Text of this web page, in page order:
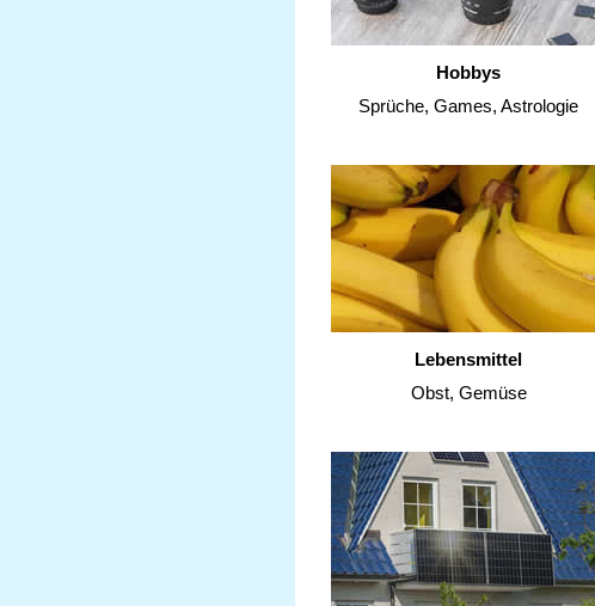
Hobbys
Sprüche, Games, Astrologie
Lebensmittel
Obst, Gemüse